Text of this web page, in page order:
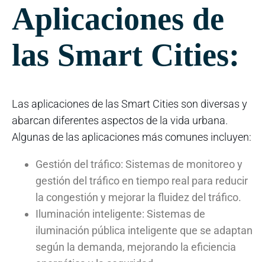
Aplicaciones de
las Smart Cities:
Las aplicaciones de las Smart Cities son diversas y
abarcan diferentes aspectos de la vida urbana.
Algunas de las aplicaciones más comunes incluyen:
Gestión del tráfico: Sistemas de monitoreo y
gestión del tráfico en tiempo real para reducir
la congestión y mejorar la fluidez del tráfico.
Iluminación inteligente: Sistemas de
iluminación pública inteligente que se adaptan
según la demanda, mejorando la eficiencia